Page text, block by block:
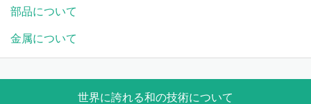
部品について
金属について
世界に誇れる和の技術について